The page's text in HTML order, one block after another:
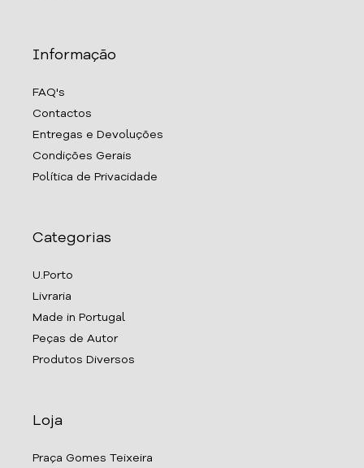
Informação
FAQ's
Contactos
Entregas e Devoluções
Condições Gerais
Política de Privacidade
Categorias
U.Porto
Livraria
Made in Portugal
Peças de Autor
Produtos Diversos
Loja
Praça Gomes Teixeira